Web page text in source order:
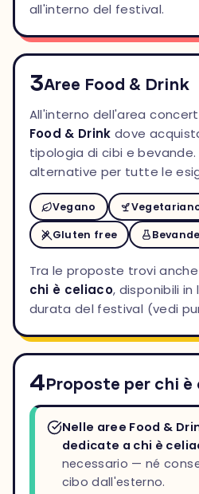
all'interno del festival.
3Aree Food & Drink
All'interno dell'area
Food & Drink dove
tipologia di cibi e
alternative per tutte le
Vegano
Gluten free
Tra le proposte trovi anche
chi è celiaco, disponibili
durata del festival (vedi
4Proposte per chi è
Nelle aree Food &
dedicate a chi è
necessario — né
cibo dall'esterno.